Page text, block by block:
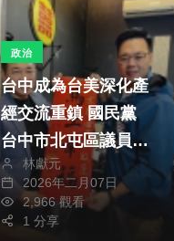
政治
台中成為台美深化產
經交流重鎮 國民黨
台中市北屯區議員擬
參選人吳宗學諷執政
黨：意識形態治國讓
美方焦慮
林獻元
2026年二月07日
2,966 觀看
1 分享